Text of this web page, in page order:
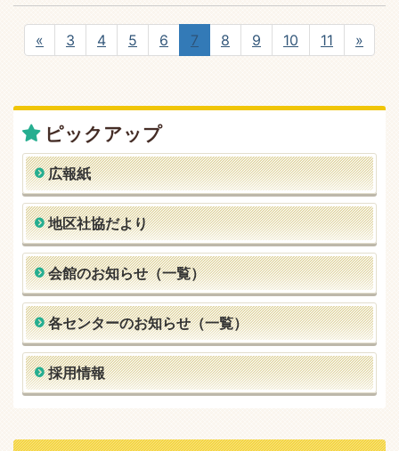
« 3 4 5 6 7 8 9 10 11 »
ピックアップ
広報紙
地区社協だより
会館のお知らせ（一覧）
各センターのお知らせ（一覧）
採用情報